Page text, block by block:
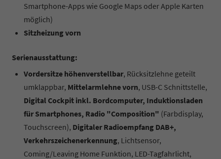
Smartphone-Apps wie Google Maps oder Apple Karten
möglich)
Sitzheizung vorn
Serienausstattung:
Vordersitze höhenverstellbar, Rücksitzlehne geteilt
umklappbar, Mittelarmlehne vorn, USB-C Schnittstelle,
Digital Cockpit inkl. Bordcomputer, Induktionsladen
für Smartphones, Radio "Composition" (Farbdisplay,
Touchscreen), Digitaler Radioempfang DAB+,
Verkehrszeichenerkennung, Lichtsensor,
Coming/Leaving Home Funktion, LED-Tagfahrlicht,